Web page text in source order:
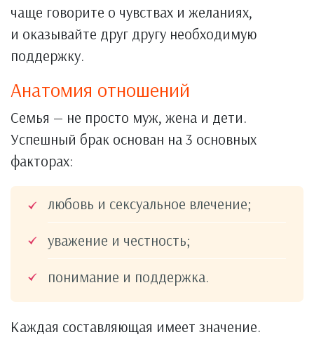
чаще говорите о чувствах и желаниях,
и оказывайте друг другу необходимую
поддержку.
Анатомия отношений
Семья — не просто муж, жена и дети.
Успешный брак основан на 3 основных
факторах:
любовь и сексуальное влечение;
уважение и честность;
понимание и поддержка.
Каждая составляющая имеет значение.